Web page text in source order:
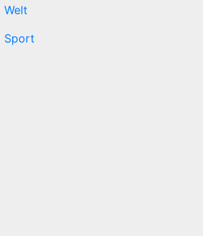
Welt
Sport